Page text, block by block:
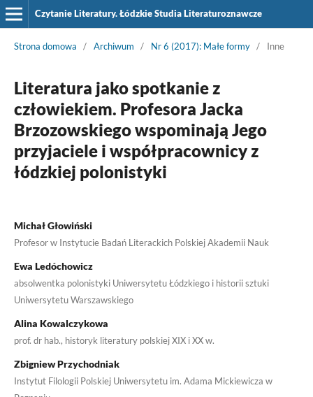
Czytanie Literatury. Łódzkie Studia Literaturoznawcze
Strona domowa / Archiwum / Nr 6 (2017): Małe formy / Inne
Literatura jako spotkanie z
człowiekiem. Profesora Jacka
Brzozowskiego wspominają Jego
przyjaciele i współpracownicy z
łódzkiej polonistyki
Michał Głowiński
Profesor w Instytucie Badań Literackich Polskiej Akademii Nauk
Ewa Ledóchowicz
absolwentka polonistyki Uniwersytetu Łódzkiego i historii sztuki
Uniwersytetu Warszawskiego
Alina Kowalczykowa
prof. dr hab., historyk literatury polskiej XIX i XX w.
Zbigniew Przychodniak
Instytut Filologii Polskiej Uniwersytetu im. Adama Mickiewicza w